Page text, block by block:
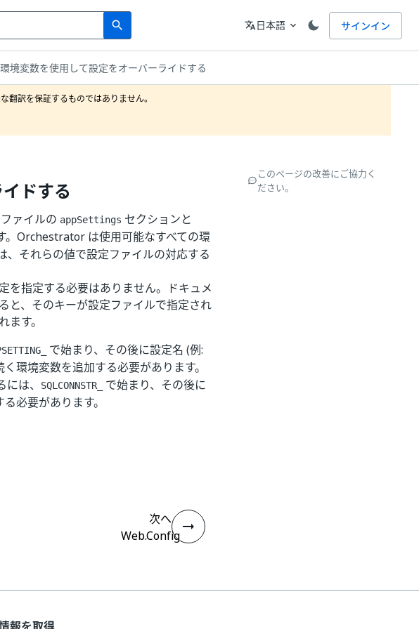
search
Search 言語
translate日本語 expand_more サインイン
環境変数を使用して設定をオーバーライドする
翻訳を保証するものではありません。
ドする
ファイルの appSettings セクションと
。Orchestrator は使用可能なすべての環
、それらの値で設定ファイルの対応する
を指定する必要はありません。ドキュメ
と、そのキーが設定ファイルで指定され
す。
で始まり、その後に設定名 (例:
く環境変数を追加する必要があります。
は、 SQLCONNSTR_
で始まり、その後に
必要があります。
このページの改善にご協力く
ださい。
次へ
Web.Config